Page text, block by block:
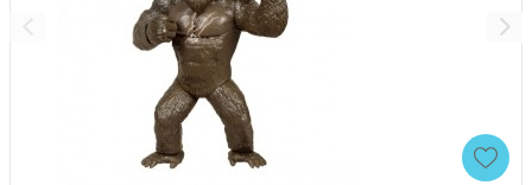
Caracteristici:
- Design inspirat din universul digital Roblox
- Cap mobil tip "bobble head" (se misca amuzant)
- Ochi mari, stil caracteristic Littlest Pet Shop
- Stimuleaza imaginatia si jocul de rol
- Potrivit pentru schimb si colectie
Dimensiuni figurine: aprox. 5 x 4 x 5 cm
Dimensiuni ambalaj: 6 x 6 x 25 cm